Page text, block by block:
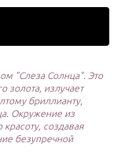
"Слеза Солнца". Это
золота, излучает
бриллианту,
Окружение из
создавая
безупречной